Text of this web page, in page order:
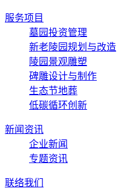
服务项目
墓园投资管理
新老陵园规划与改造
陵园景观雕塑
碑雕设计与制作
生态节地葬
低碳循环创新
新闻资讯
企业新闻
专题资讯
联络我们